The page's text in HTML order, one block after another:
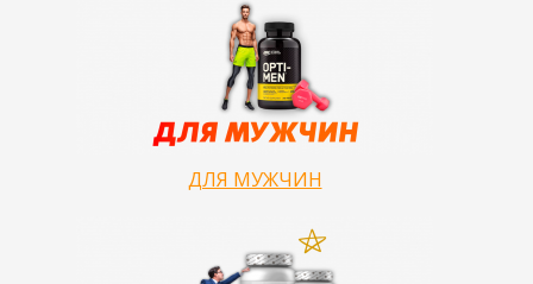
ДЛЯ МУЖЧИН